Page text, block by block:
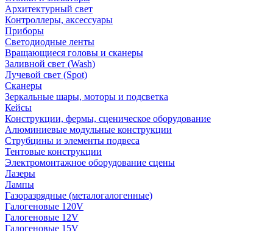
Архитектурный свет
Контроллеры, аксессуары
Приборы
Светодиодные ленты
Вращающиеся головы и сканеры
Заливной свет (Wash)
Лучевой свет (Spot)
Сканеры
Зеркальные шары, моторы и подсветка
Кейсы
Конструкции, фермы, сценическое оборудование
Алюминиевые модульные конструкции
Струбцины и элементы подвеса
Тентовые конструкции
Электромонтажное оборудование сцены
Лазеры
Лампы
Газоразрядные (металогалогенные)
Галогеновые 120V
Галогеновые 12V
Галогеновые 15V